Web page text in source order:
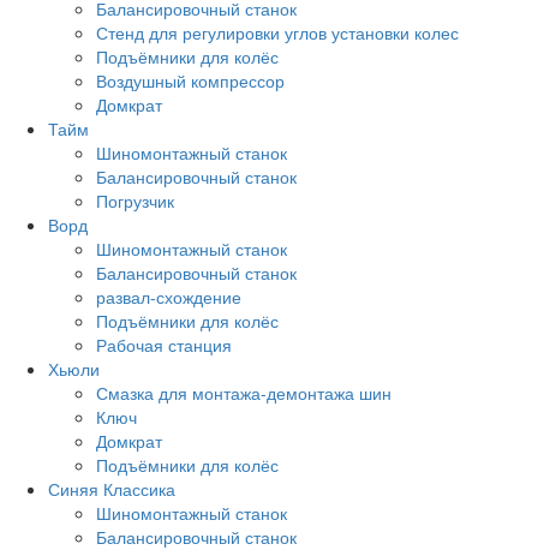
Балансировочный станок
Стенд для регулировки углов установки колес
Подъёмники для колёс
Воздушный компрессор
Домкрат
Тайм
Шиномонтажный станок
Балансировочный станок
Погрузчик
Ворд
Шиномонтажный станок
Балансировочный станок
развал-схождение
Подъёмники для колёс
Рабочая станция
Хьюли
Смазка для монтажа-демонтажа шин
Ключ
Домкрат
Подъёмники для колёс
Синяя Классика
Шиномонтажный станок
Балансировочный станок